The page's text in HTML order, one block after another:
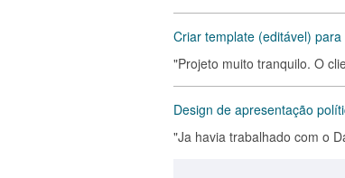
Criar template (editável) para
"Projeto muito tranquilo. O
Design de apresentação
"Ja havia trabalhado com o